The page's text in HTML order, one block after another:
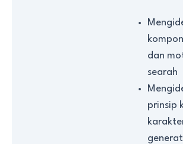
dan
searah
prinsip